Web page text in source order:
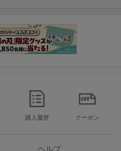
購入履歴 クーポン
ヘルプ